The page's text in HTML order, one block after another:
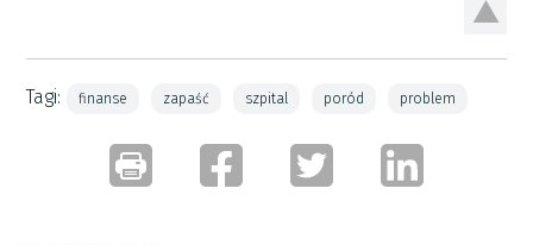
Tagi: finanse zapaść szpital poród problem